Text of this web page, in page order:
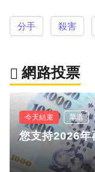
分手 殺害
網路投票
今天結束 單選
您支持2026年